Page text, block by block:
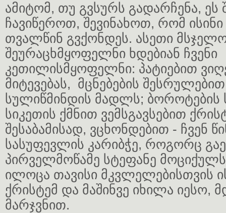
ამიტომ, თუ გვსურს გადარჩენა, ეს
ჩავიწეროთ, შევინახოთ, რომ
თვალწინ გვქონდეს. ასეთი
შეურაცხმყოფელნი ხდებიან ჩვენი
კეთილისმყოფელნი: პატიებით
მიტევებას, მცნებების
სულიწმინდის მადლს;
სიკეთის ქმნით ვემსგავსებით
შესაბამისად, ვცხონდებით - ჩვენ
სასუფევლის კარიბჭე, როგორც
პირველმოწამე სტეფანე
ილოცა თავისი მკვლელებისთვის
ქრისტემ და მაშინვე იხილა იესო,
მარჯვნით.